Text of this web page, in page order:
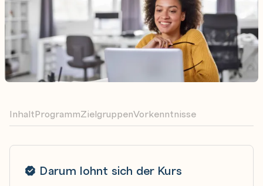
Darum lohnt sich der Kurs
InhaltProgrammZielgruppenVorkenntnisse